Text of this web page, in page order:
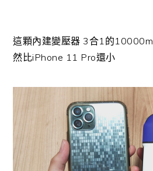
這顆內建變壓器 3合1的
然比iPhone 11 Pro還小